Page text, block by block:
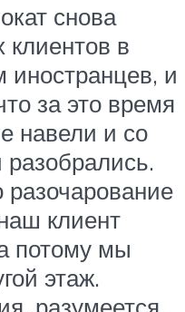
снова
в
иностранцев, и
за это время
навели и со
клиент
потому мы
этаж.